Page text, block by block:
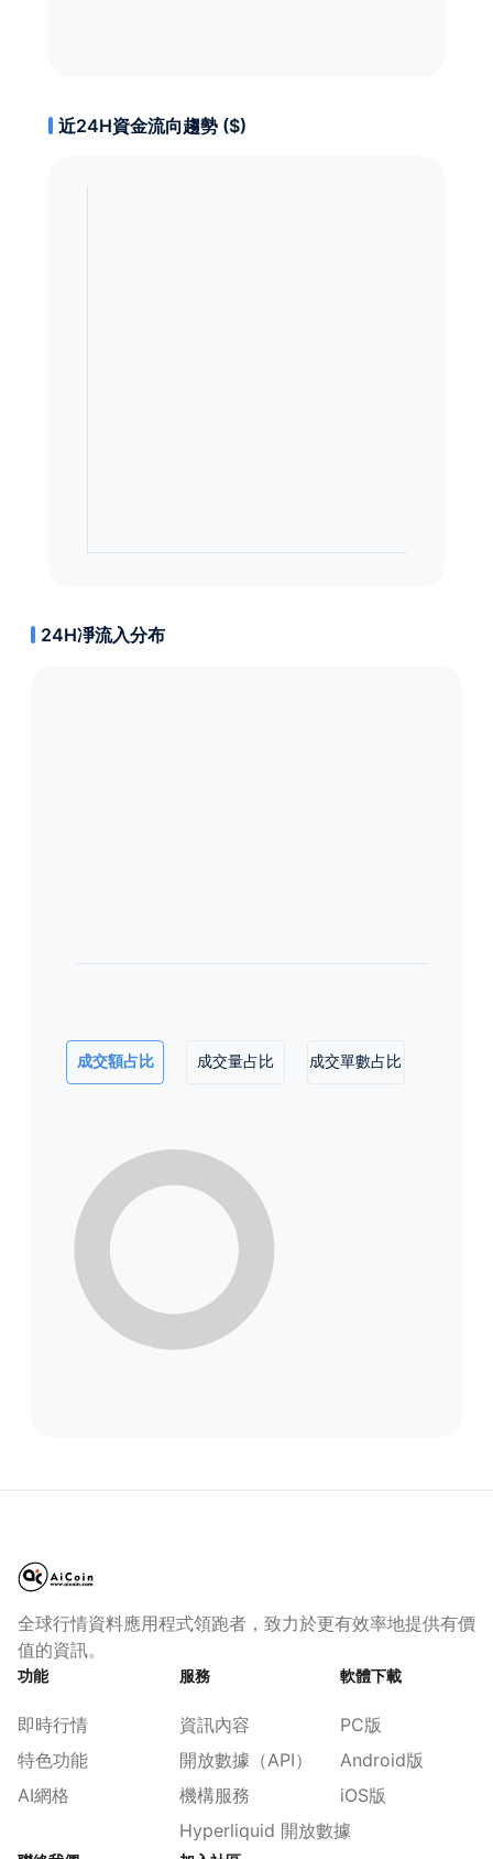
近24H資金流向趨勢 ($)
24H凈流入分布
成交額占比 成交量占比 成交單數占比
全球行情資料應用程式領跑者，致力於更有效率地提供有價
值的資訊。
功能
即時行情
特色功能
AI網格
服務
資訊內容
開放數據（API）
機構服務
Hyperliquid 開放數據
軟體下載
PC版
Android版
iOS版